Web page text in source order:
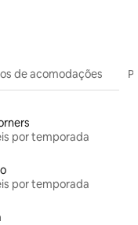
de acomodações
por temporada
por temporada